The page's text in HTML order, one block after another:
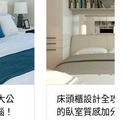
公
床頭櫃設計全攻
的臥室質感加分